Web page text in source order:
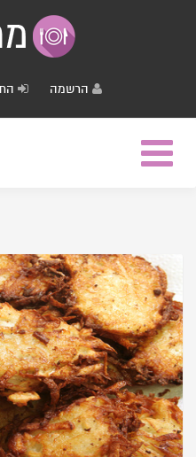
הרשמה
Toggle
navigation